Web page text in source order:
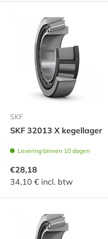
SKF
SKF 32013 X kegellager
Levering binnen 10 dagen
€28,18
34,10 € incl. btw